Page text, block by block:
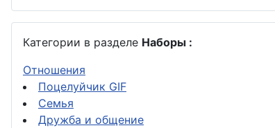
Категории в разделе Наборы :
Отношения
Поцелуйчик GIF
Семья
Дружба и общение